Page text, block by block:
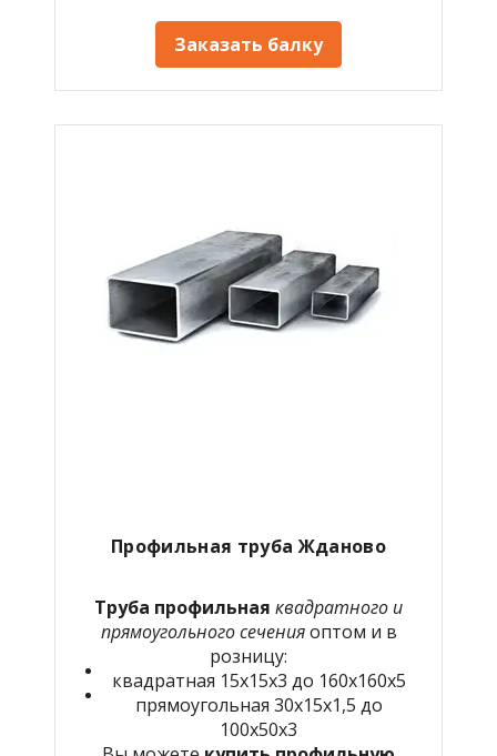
Заказать балку
Профильная труба Жданово
Труба профильная квадратного и
прямоугольного сеченияоптом и в
розницу:
квадратная 15х15х3 до 160х160х5
прямоугольная 30х15х1,5 до
100х50х3